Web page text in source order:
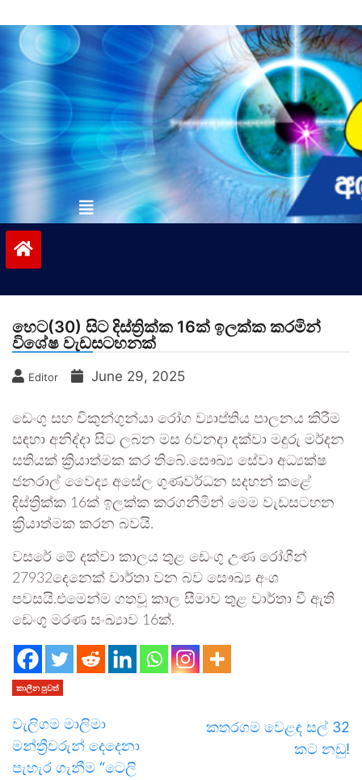
to
contentvinivida.lk
හෙට(30) සිට දිස්ත්‍රික්ක 16ක් ඉලක්ක කරමින්
විශේෂ වැඩසටහනක්
Editor June 29, 2025
ඩෙංගු සහ චිකුන්ගුන්යා රෝග ව්‍යාප්තිය පාලනය කිරීම
සඳහා අනිද්දා සිට ලබන මස 6වනදා දක්වා මදුරු මර්දන
සතියක් ක්‍රියාත්මක කර තිබේ.සෞඛ්‍ය සේවා අධ්‍යක්ෂ
ජනරාල් වෛද්‍ය අසේල ගුණවර්ධන සදහන් කළේ
දිස්ත්‍රික්ක 16ක් ඉලක්ක කරගනිමින් මෙම වැඩසටහන
ක්‍රියාත්මක කරන බවයි.
වසරේ මේ දක්වා කාලය තුළ ඩෙංගු උණ රෝගීන්
27932දෙනෙක් වාර්තා වන බව සෞඛ්‍ය අංශ
පවසයි.එමෙන්ම ගතවූ කාල සීමාව තුළ වාර්තා වී ඇති
ඩෙංගු මරණ සංඛ්‍යාව 16ක්.
කාලීන පුවත්
වැලිගම මාලිමා
මන්ත්‍රීවරුන් දෙදෙනා
පැහැර ගැනීම “ටෙලි
කතරගම වෙළඳ සල් 32
කට නඩු!